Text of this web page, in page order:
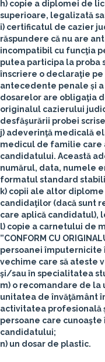
h) copie a diplomei de
superioare, legalizată
i) certificatul de cazier
răspundere că nu are
incompatibil cu funcţia
putea participa la proba
înscriere o declaraţie pe
antecedente penale și
dosarelor are obligaţia
originalul cazierului
desfăşurării probei
j) adeverinţă medicală
medicul de familie care
candidatului. Această
numărul, data, numele
formatul standard
k) copii ale altor
candidaţilor (dacă sunt
care aplică candidatul),
l) copie a carnetului de
”CONFORM CU
persoanei împuternicite
vechime care să ateste
şi/sau în specialitatea
m) o recomandare de la
unitatea de învăţământ
activitatea profesională
persoane care
candidatului;
n) un dosar de plastic.